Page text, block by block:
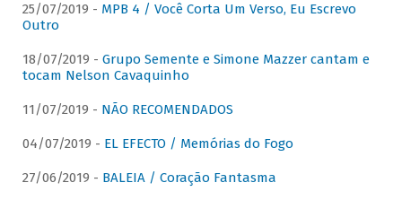
25/07/2019 - MPB 4 / Você Corta Um Verso, Eu Escrevo
Outro
18/07/2019 - Grupo Semente e Simone Mazzer cantam e
tocam Nelson Cavaquinho
11/07/2019 - NÃO RECOMENDADOS
04/07/2019 - EL EFECTO / Memórias do Fogo
27/06/2019 - BALEIA / Coração Fantasma